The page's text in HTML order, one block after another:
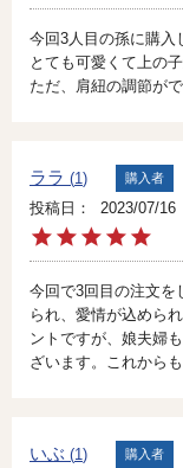
今回3人目の孫に購入
とても可愛くて上の
ララ 1 購入者
投稿日
2023/07/16
今回で3回目の注文を
られ、愛情が込めら
ントですが、娘夫婦
ざいます。これから
いぶ 1 購入者